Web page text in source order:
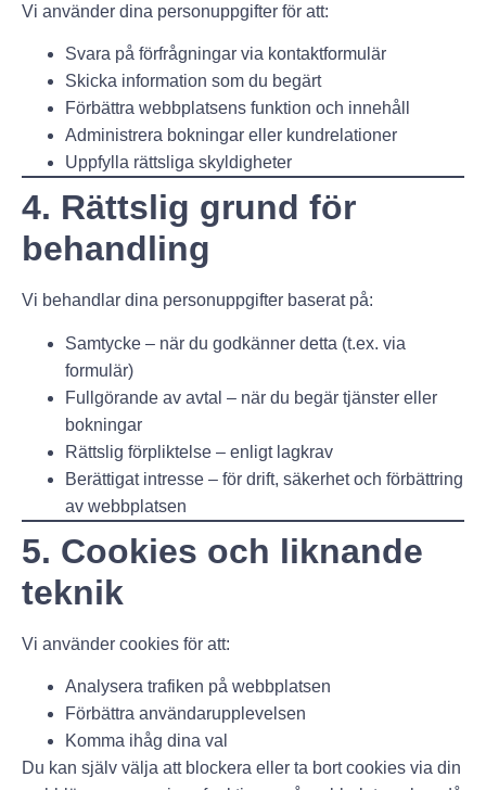
Vi använder dina personuppgifter för att:
Svara på förfrågningar via kontaktformulär
Skicka information som du begärt
Förbättra webbplatsens funktion och innehåll
Administrera bokningar eller kundrelationer
Uppfylla rättsliga skyldigheter
4. Rättslig grund för
behandling
Vi behandlar dina personuppgifter baserat på:
Samtycke – när du godkänner detta (t.ex. via
formulär)
Fullgörande av avtal – när du begär tjänster eller
bokningar
Rättslig förpliktelse – enligt lagkrav
Berättigat intresse – för drift, säkerhet och förbättring
av webbplatsen
5. Cookies och liknande
teknik
Vi använder cookies för att:
Analysera trafiken på webbplatsen
Förbättra användarupplevelsen
Komma ihåg dina val
Du kan själv välja att blockera eller ta bort cookies via din